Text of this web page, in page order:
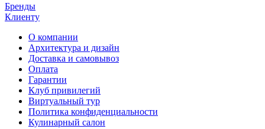
Бренды
Клиенту
О компании
Архитектура и дизайн
Доставка и самовывоз
Оплата
Гарантии
Клуб привилегий
Виртуальный тур
Политика конфиденциальности
Кулинарный салон